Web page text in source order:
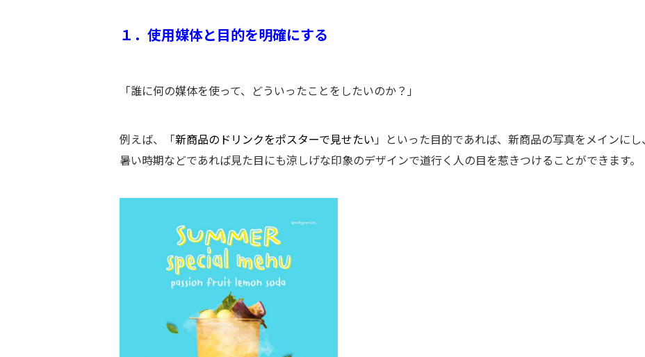
１．使用媒体と目的を明確にする
「誰に何の媒体を使って、どういったことをしたいのか？」
例えば、「新商品のドリンクをポスターで見せたい 」といった目的であれば、新商品の写真をメインに
暑い時期などであれば見た目にも涼しげな印象のデザインで道行く人の目を惹きつけることができます。